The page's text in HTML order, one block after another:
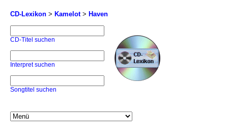
CD-Lexikon > Kamelot> Haven
CD-Titel suchen
Interpret suchen
Songtitel suchen